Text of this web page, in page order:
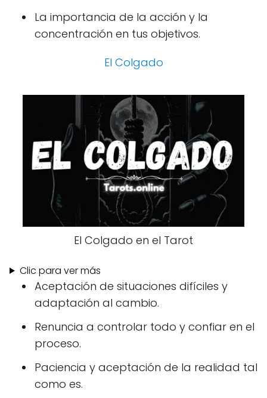
La importancia de la acción y la
concentración en tus objetivos.
El Colgado
El Colgado en el Tarot
Clic para ver más
Aceptación de situaciones difíciles y
adaptación al cambio.
Renuncia a controlar todo y confiar en el
proceso.
Paciencia y aceptación de la realidad tal
como es.